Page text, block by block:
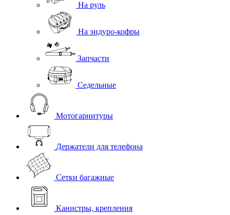
На руль
На эндуро-кофры
Запчасти
Седельные
Мотогарнитуры
Держатели для телефона
Сетки багажные
Канистры, крепления